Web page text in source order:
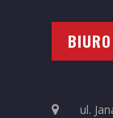
BIURO
ul.